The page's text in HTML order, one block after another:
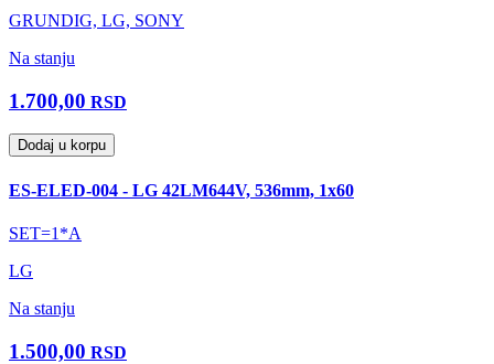
GRUNDIG, LG, SONY
Na stanju
1.700,00 RSD
Dodaj u korpu
ES-ELED-004 - LG 42LM644V, 536mm, 1x60
SET=1*A
LG
Na stanju
1.500,00 RSD